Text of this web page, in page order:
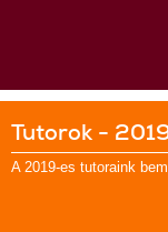
Tutorok -
A 2019-es tutoraink